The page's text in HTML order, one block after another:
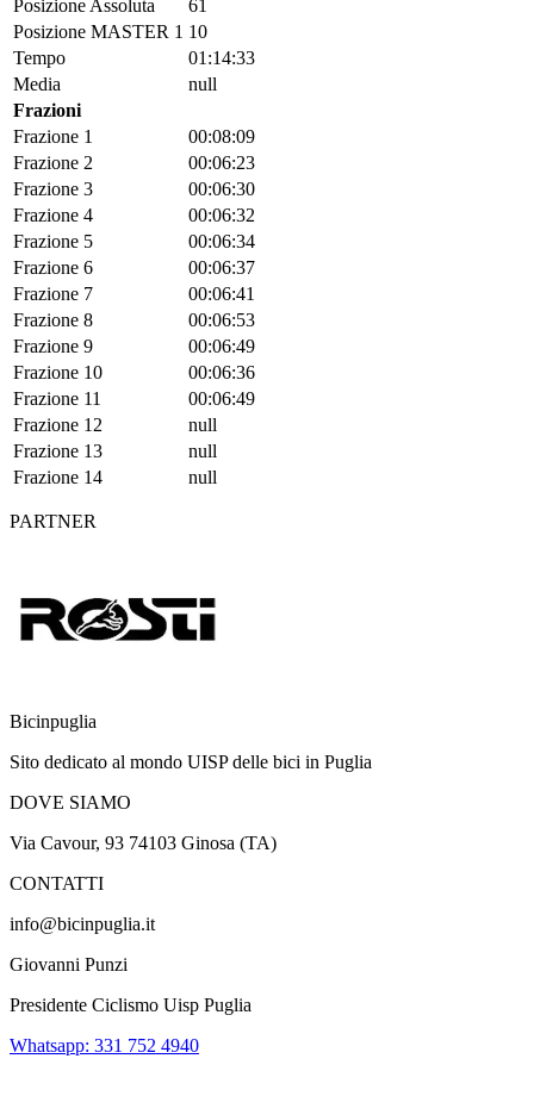
Posizione Assoluta
61
Posizione MASTER 1 10
Tempo
01:14:33
Media
null
Frazioni
Frazione 1
00:08:09
Frazione 2
00:06:23
Frazione 3
00:06:30
Frazione 4
00:06:32
Frazione 5
00:06:34
Frazione 6
00:06:37
Frazione 7
00:06:41
Frazione 8
00:06:53
Frazione 9
00:06:49
Frazione 10
00:06:36
Frazione 11
00:06:49
Frazione 12
null
Frazione 13
null
Frazione 14
null
PARTNER
Bicinpuglia
Sito dedicato al mondo UISP delle bici in Puglia
DOVE SIAMO
Via Cavour, 93 74103 Ginosa (TA)
CONTATTI
info@bicinpuglia.it
Giovanni Punzi
Presidente Ciclismo Uisp Puglia
Whatsapp: 331 752 4940